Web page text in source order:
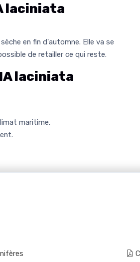
laciniata
en fin d'automne. Elle va se
de retailler ce qui reste.
laciniata
maritime.